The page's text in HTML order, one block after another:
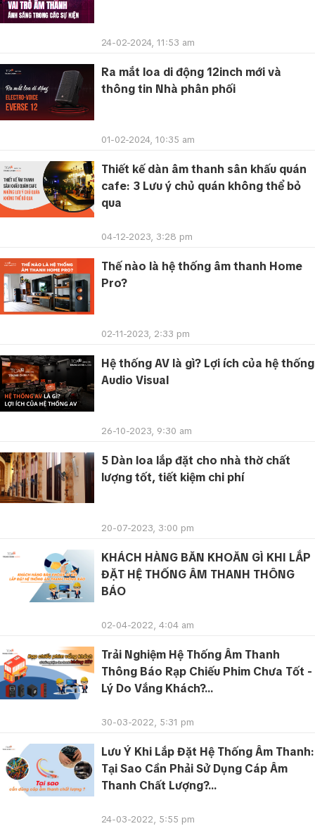
24-02-2024, 11:53 am
Ra mắt loa di động 12inch mới và
thông tin Nhà phân phối
01-02-2024, 10:35 am
Thiết kế dàn âm thanh sân khấu quán
cafe: 3 Lưu ý chủ quán không thể bỏ
qua
04-12-2023, 3:28 pm
Thế nào là hệ thống âm thanh Home
Pro?
02-11-2023, 2:33 pm
Hệ thống AV là gì? Lợi ích của hệ thống
Audio Visual
26-10-2023, 9:30 am
5 Dàn loa lắp đặt cho nhà thờ chất
lượng tốt, tiết kiệm chi phí
20-07-2023, 3:00 pm
KHÁCH HÀNG BĂN KHOĂN GÌ KHI LẮP
ĐẶT HỆ THỐNG ÂM THANH THÔNG
BÁO
02-04-2022, 4:04 am
Trải Nghiệm Hệ Thống Âm Thanh
Thông Báo Rạp Chiếu Phim Chưa Tốt -
Lý Do Vắng Khách?...
30-03-2022, 5:31 pm
Lưu Ý Khi Lắp Đặt Hệ Thống Âm Thanh:
Tại Sao Cần Phải Sử Dụng Cáp Âm
Thanh Chất Lượng?...
24-03-2022, 5:55 pm